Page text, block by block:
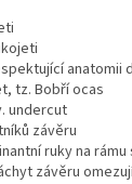
anatomii
tz. Bobří ocas
undercut
závěru
ruky na rámu
závěru